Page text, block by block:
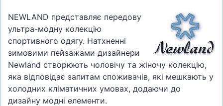
NEWLAND представляє передову
ультра-модну колекцію
спортивного одягу. Натхненні
зимовими пейзажами дизайнери
Newland створюють чоловічу та жіночу колекцію,
яка відповідає запитам споживачів, які мешкають у
холодних кліматичних умовах, додаючи до
дизайну модні елементи.